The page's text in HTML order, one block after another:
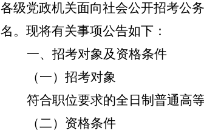
各级党政机关面向社会公开招考公
名。现将有关事项公告如下：
一、招考对象及资格条件
（一）招考对象
符合职位要求的全日制普通高
（二）资格条件